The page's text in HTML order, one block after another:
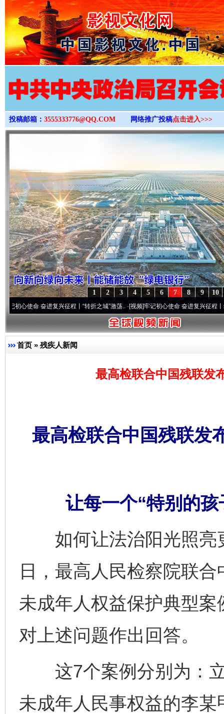
>
投稿邮箱： 3555333776@QQ.COM 网络推广投稿点击进入>>>
10
9
8
7
6
5
4
3
2
1
命 奋进复兴征程丨“转折之城”激荡..·[视频]牢记初心使命 奋进复兴征程丨红船起航
首页 » 残疾人新闻
最高检联合中国残联发
最高检联合中国残联发
让每一个“特别的
如何让法治阳光照亮
日，最高人民检察院联
未成年人权益保护典型
对上述问题作出回答。
这7个案例分别为：立
未成年人民事权益的李